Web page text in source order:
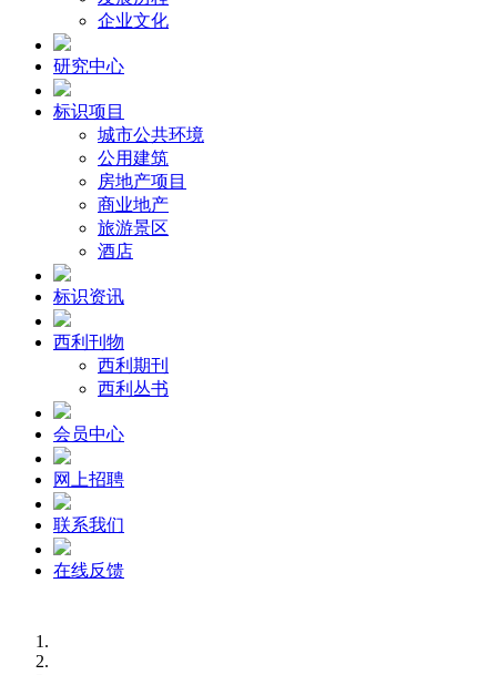
企业文化
研究中心
标识项目
城市公共环境
公用建筑
房地产项目
商业地产
旅游景区
酒店
标识资讯
西利刊物
西利期刊
西利丛书
会员中心
网上招聘
联系我们
在线反馈